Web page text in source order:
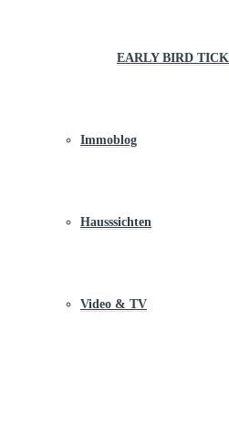
EARLY BIRD
Immoblog
Hausssichten
Video & TV